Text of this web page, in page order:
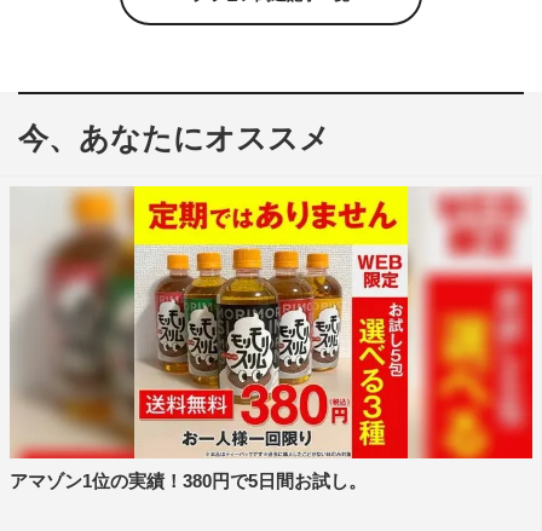
ているのが
すごく面白くて何回も見てしまいました。
江頭：そうでしょ？面白いでしょ？男から言われるのは当
たり前なんだけど、女ウケがどうもね。
：視聴者は男が本当に多いんですよ。男性から。女の
子の評価も欲しいよね。
－－新体操でフェアリージャパンに入るために新技を編み
出す企画で、お尻の穴に棒を差して皿を回すのとか、最高
でしたね。あの企画を本気でやるというのは、どういう思
いでやっているんですか？
今、あなたにオススメ
アマゾン1位の実績！380円で5日間お試し。